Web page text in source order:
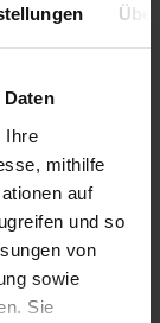
Ihre
mithilfe
auf
und so
von
sowie
Sie
beim Kauf